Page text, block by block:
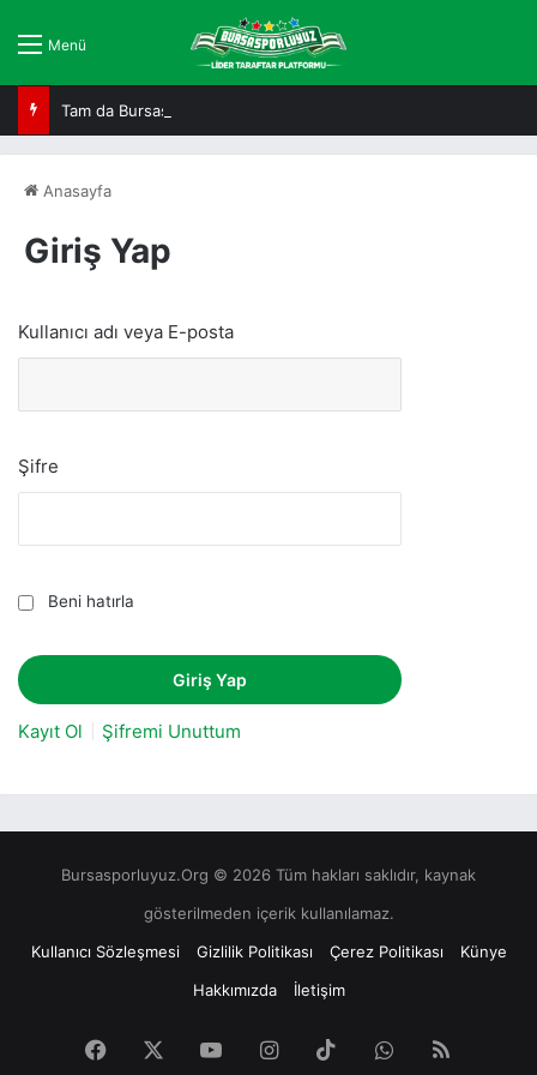
Menü
Tam da Bursaspor ruhuna uygun!
Anasayfa
Giriş Yap
Kullanıcı adı veya E-posta
Şifre
Beni hatırla
Kayıt Ol Şifremi Unuttum
Bursasporluyuz.Org © 2026 Tüm hakları saklıdır, kaynak
gösterilmeden içerik kullanılamaz.
Kullanıcı Sözleşmesi
Gizlilik Politikası Çerez Politikası
Künye
Hakkımızda
İletişim
Facebook YouTubeInstagram
TikTokWhatsApp
RSS